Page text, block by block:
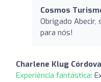
Cosmos
Obrigado Abecir,
para nós!
Charlene Klug Córdova
Experiência fantástica: